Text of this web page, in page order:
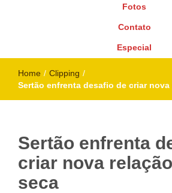
Fotos
Contato
Especial
Home / Clipping /
Sertão enfrenta desafio de criar nova
Sertão enfrenta
criar nova
seca